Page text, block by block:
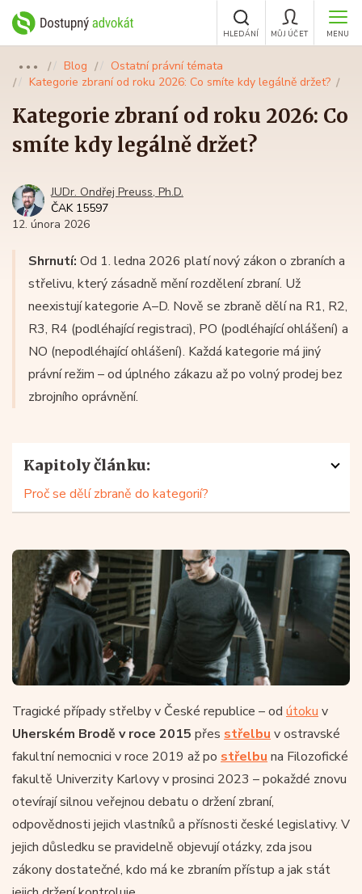
MENU
MŮJ ÚČET
HLEDÁNÍ
●●● Blog
Ostatní právní témata
Kategorie zbraní od roku 2026: Co smíte kdy legálně držet?
Kategorie zbraní od roku 2026: Co
smíte kdy legálně držet?
JUDr. Ondřej Preuss, Ph.D.
ČAK 15597
12. února 2026
Shrnutí: Od 1. ledna 2026 platí nový zákon o zbraních a
střelivu, který zásadně mění rozdělení zbraní. Už
neexistují kategorie A–D. Nově se zbraně dělí na R1, R2,
R3, R4 (podléhající registraci), PO (podléhající ohlášení) a
NO (nepodléhající ohlášení). Každá kategorie má jiný
právní režim – od úplného zákazu až po volný prodej bez
zbrojního oprávnění.
Kapitoly článku:
Proč se dělí zbraně do kategorií?
Tragické případy střelby v České republice – od útoku v
Uherském Brodě v roce 2015 přes střelbu v ostravské
fakultní nemocnici v roce 2019 až po střelbu na Filozofické
fakultě Univerzity Karlovy v prosinci 2023 – pokaždé znovu
otevírají silnou veřejnou debatu o držení zbraní,
odpovědnosti jejich vlastníků a přísnosti české legislativy. V
jejich důsledku se pravidelně objevují otázky, zda jsou
zákony dostatečné, kdo má ke zbraním přístup a jak stát